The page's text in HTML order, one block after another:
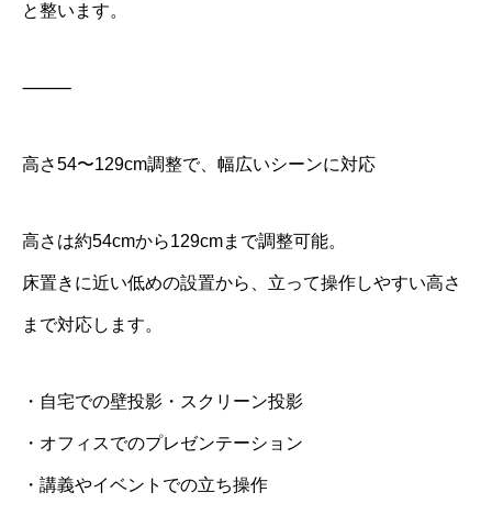
と整います。
⸻
高さ54〜129cm調整で、幅広いシーンに対応
高さは約54cmから129cmまで調整可能。
床置きに近い低めの設置から、立って操作しやすい高さ
まで対応します。
・自宅での壁投影・スクリーン投影
・オフィスでのプレゼンテーション
・講義やイベントでの立ち操作